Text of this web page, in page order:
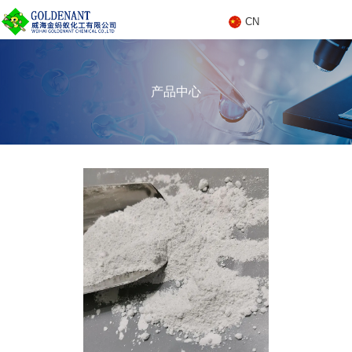
C
CN
产品中心
产品中心